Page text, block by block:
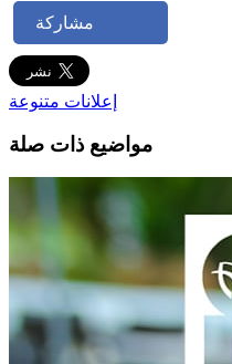
مشاركة
إعلانات متنوعة
مواضيع ذات صلة